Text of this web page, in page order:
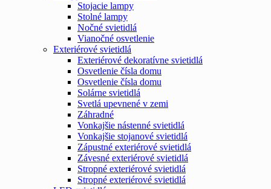
Stojacie lampy
Stolné lampy
Nočné svietidlá
Vianočné osvetlenie
Exteriérové svietidlá
Exteriérové dekoratívne svietidlá
Osvetlenie čísla domu
Osvetlenie čísla domu
Solárne svietidlá
Svetlá upevnené v zemi
Záhradné
Vonkajšie nástenné svietidlá
Vonkajšie stojanové svietidlá
Zápustné exteriérové svietidlá
Závesné exteriérové svietidlá
Stropné exteriérové svietidlá
Stropné exteriérové svietidlá